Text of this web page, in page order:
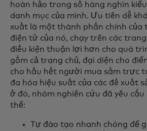
hoàn hảo trong số hàng nghìn
danh mục của mình. Ưu tiên dễ
xuất là một thành phần chính
điện tử của nó, chạy trên các
điều kiện thuận lợi hơn cho quá
gồm cả trang chủ, đại diện cho
cho hầu hết người mua sắm trực
đa hóa hiệu suất của các đề xuất
ở đó, nhóm nghiên cứu đã yêu
thể:
Tự đào tạo nhanh chóng để